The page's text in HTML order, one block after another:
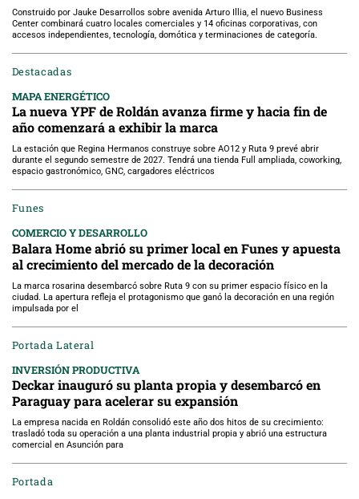
Construido por Jauke Desarrollos sobre avenida Arturo Illia, el nuevo Business
Center combinará cuatro locales comerciales y 14 oficinas corporativas, con
accesos independientes, tecnología, domótica y terminaciones de categoría.
Destacadas
MAPA ENERGÉTICO
La nueva YPF de Roldán avanza firme y hacia fin de
año comenzará a exhibir la marca
La estación que Regina Hermanos construye sobre AO12 y Ruta 9 prevé abrir
durante el segundo semestre de 2027. Tendrá una tienda Full ampliada, coworking,
espacio gastronómico, GNC, cargadores eléctricos
Funes
COMERCIO Y DESARROLLO
Balara Home abrió su primer local en Funes y apuesta
al crecimiento del mercado de la decoración
La marca rosarina desembarcó sobre Ruta 9 con su primer espacio físico en la
ciudad. La apertura refleja el protagonismo que ganó la decoración en una región
impulsada por el
Portada Lateral
INVERSIÓN PRODUCTIVA
Deckar inauguró su planta propia y desembarcó en
Paraguay para acelerar su expansión
La empresa nacida en Roldán consolidó este año dos hitos de su crecimiento:
trasladó toda su operación a una planta industrial propia y abrió una estructura
comercial en Asunción para
Portada